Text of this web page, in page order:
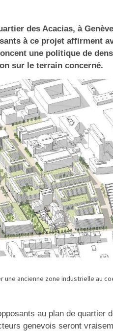
des Acacias, à
à ce projet affirment
une politique de
sur le terrain concerné.
ancienne zone industrielle au
au plan de quartier
genevois seront